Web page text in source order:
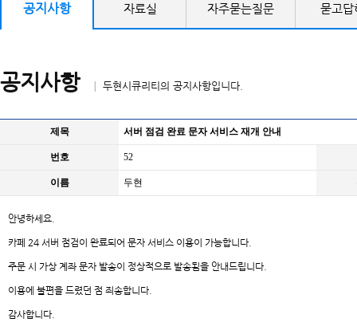
공지사항 자료실 자주묻는질문 묻고답
공지사항 │ 두현시큐리티의 공지사항입니다.
제목 서버 점검 완료 문자 서비스 재개 안내
번호 52
이름 두현
안녕하세요.
카페 24 서버 점검이 완료되어 문자 서비스 이용이 가능합니다.
주문 시 가상 계좌 문자 발송이 정상적으로 발송됨을 안내드립니다.
이용에 불편을 드렸던 점 죄송합니다.
감사합니다.